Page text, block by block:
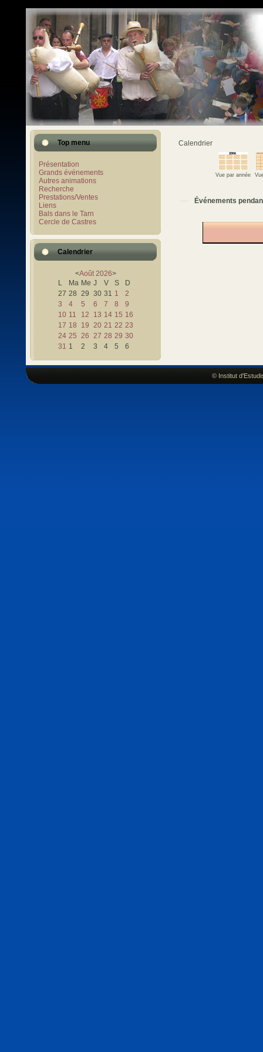
Top menu
Présentation
Grands événements
Autres animations
Recherche
Prestations/Ventes
Liens
Bals dans le Tarn
Cercle de Castres
Calendrier
<Août 2026>
L
Ma Me J V S
D
27 28 29 30 31 1
2
3
4 5 6 7 8
9
10 11 12 13 14 15 16
17 18 19 20 21 22 23
24 25 26 27 28 29 30
31 1 2 3 4 5 6
Calendrier
Vue par année
Événements
© Institut